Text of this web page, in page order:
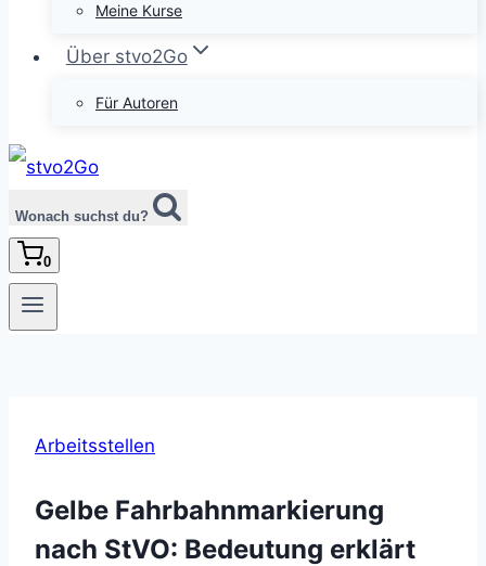
Meine Kurse
Über stvo2Go
Für Autoren
Wonach suchst du?
0
Arbeitsstellen
Gelbe Fahrbahnmarkierung
nach StVO: Bedeutung erklärt